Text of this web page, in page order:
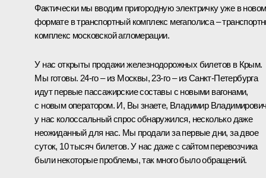
Фактически мы вводим пригородную электричку уже в новом
формате в транспортный комплекс мегаполиса –
комплекс московской агломерации.
У нас открыты продажи железнодорожных билетов в Крым.
Мы готовы. 24-го – из Москвы, 23-го – из Санкт-Петербурга
идут первые пассажирские составы с новыми вагонами,
с новым оператором. И, Вы знаете, Владимир
у нас колоссальный спрос обнаружился, несколько даже
неожиданный для нас. Мы продали за первые дни, за двое
суток, 10 тысяч билетов. У нас даже с сайтом перевозчика
были некоторые проблемы, так много было обращений.